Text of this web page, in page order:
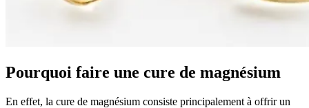
Pourquoi faire une cure de magnésium
En effet, la cure de magnésium consiste principalement à offrir un